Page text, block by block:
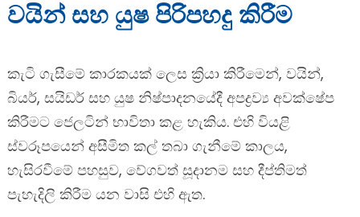
වයින් සහ යුෂ පිරිපහදු කිරීම
කැටි ගැසීමේ කාරකයක් ලෙස ක්‍රියා කිරීමෙන්, වයින්,
බියර්, සයිඩර් සහ යුෂ නිෂ්පාදනයේදී අපද්‍රව්‍ය අවක්ෂේප
කිරීමට ජෙලටින් භාවිතා කළ හැකිය. එහි වියළි
ස්වරූපයෙන් අසීමිත කල් තබා ගැනීමේ කාලය,
හැසිරවීමේ පහසුව, වේගවත් සූදානම සහ දීප්තිමත්
පැහැදිලි කිරීම යන වාසි එහි ඇත.